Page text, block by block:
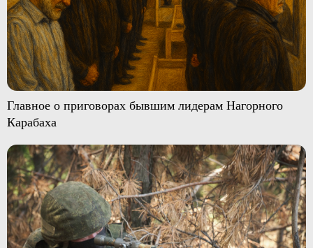
Главное о приговорах бывшим лидерам Нагорного
Карабаха